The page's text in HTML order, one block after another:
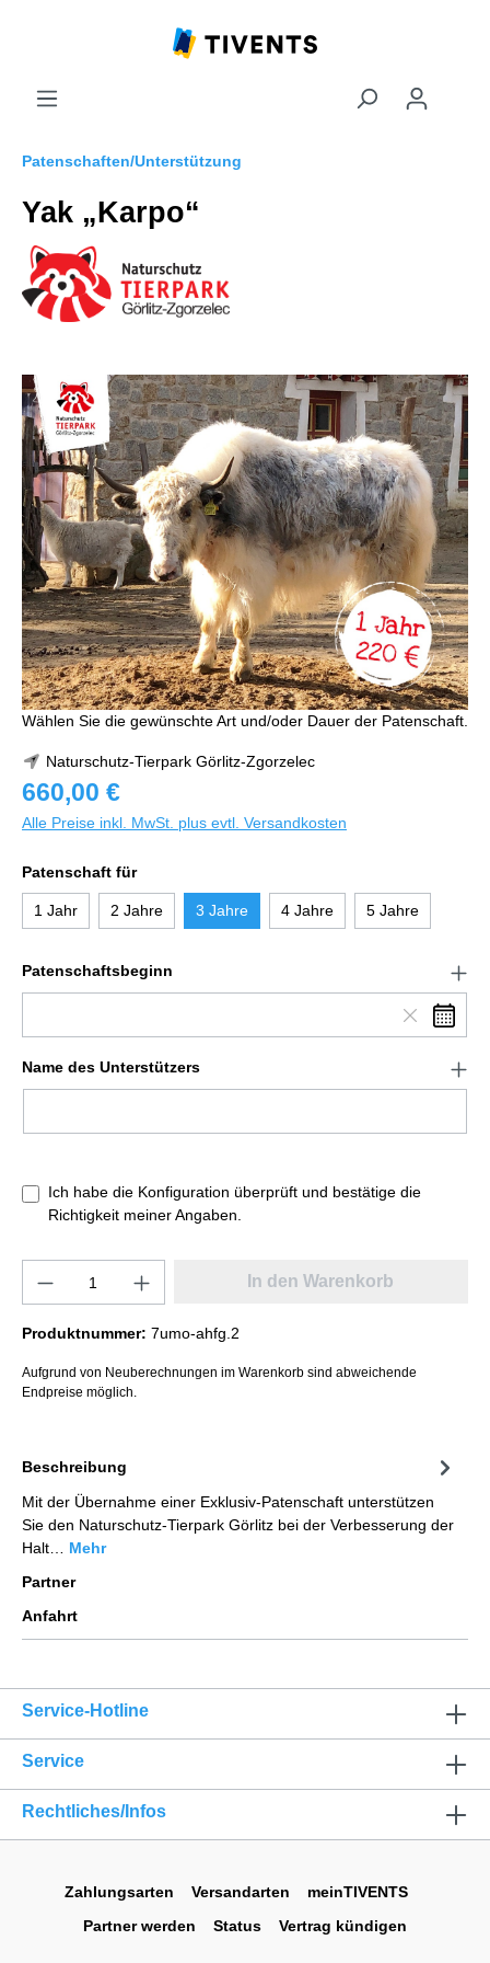
Patenschaften/Unterstützung
Yak „Karpo“
Wählen Sie die gewünschte Art und/oder Dauer der Patenschaft.
Naturschutz-Tierpark Görlitz-Zgorzelec
660,00 €
Alle Preise inkl. MwSt. plus evtl. Versandkosten
Patenschaft für
1 Jahr 2 Jahre 3 Jahre 4 Jahre 5 Jahre
Patenschaftsbeginn
Name des Unterstützers
Ich habe die Konfiguration überprüft und bestätige die
Richtigkeit meiner Angaben.
In den Warenkorb
Produktnummer: 7umo-ahfg.2
Aufgrund von Neuberechnungen im Warenkorb sind abweichende
Endpreise möglich.
Beschreibung
Mit der Übernahme einer Exklusiv-Patenschaft unterstützen
Sie den Naturschutz-Tierpark Görlitz bei der Verbesserung der
Halt… Mehr
Partner
Anfahrt
Service-Hotline
Service
Rechtliches/Infos
Zahlungsarten Versandarten
meinTIVENTS
Partner werden
Status Vertrag kündigen